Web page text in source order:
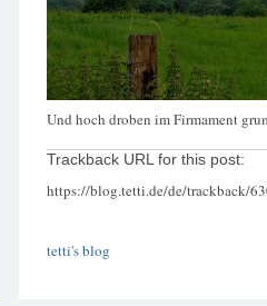
Und hoch droben im Firmament
Trackback URL for this post:
https://blog.tetti.de/de/trackback/
tetti's blog